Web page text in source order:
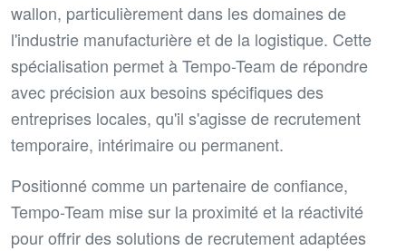
wallon, particulièrement dans les domaines de
l'industrie manufacturière et de la logistique. Cette
spécialisation permet à Tempo-Team de répondre
avec précision aux besoins spécifiques des
entreprises locales, qu'il s'agisse de recrutement
temporaire, intérimaire ou permanent.
Positionné comme un partenaire de confiance,
Tempo-Team mise sur la proximité et la réactivité
pour offrir des solutions de recrutement adaptées